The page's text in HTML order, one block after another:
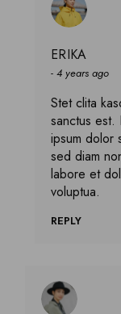
ERIKA
4 years ago
Stet clita
sanctus est.
ipsum dolor
sed diam
labore et
voluptua.
REPLY